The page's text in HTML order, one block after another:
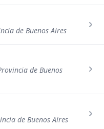
de Buenos Aires
de Buenos
de Buenos Aires